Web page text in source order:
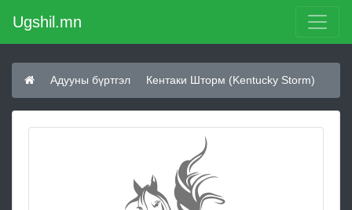
Ugshil.mn
Адууны бүртгэл Кентаки Шторм (Kentucky Storm)